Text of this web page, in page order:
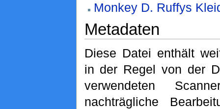
Monkey D. Ruffys
Metadaten
Diese Datei enthält
in der Regel von der
verwendeten
nachträgliche